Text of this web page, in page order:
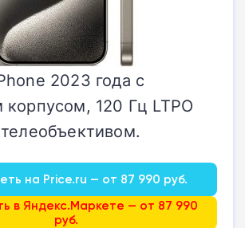
2023 года с
корпусом, 120 Гц LTPO
на Price.ru — от 87 990 руб.
в Яндекс.Маркете — от 87 990
руб.